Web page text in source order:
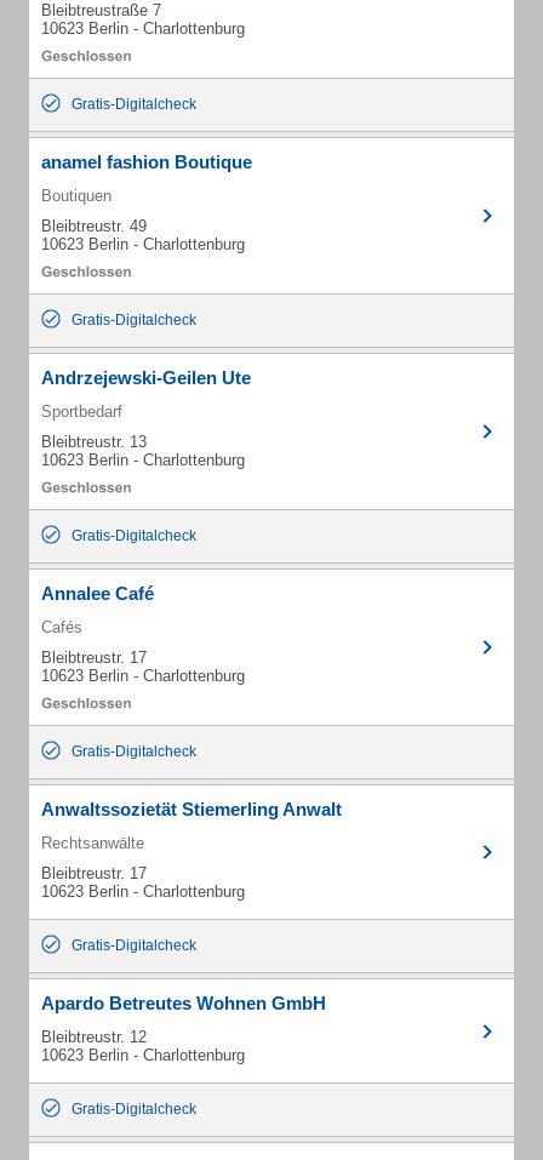
Bleibtreustraße 7
10623 Berlin - Charlottenburg
Gratis-Digitalcheck
anamel fashion Boutique
Boutiquen
Bleibtreustr. 49
10623 Berlin - Charlottenburg
Gratis-Digitalcheck
Andrzejewski-Geilen Ute
Sportbedarf
Bleibtreustr. 13
10623 Berlin - Charlottenburg
Gratis-Digitalcheck
Annalee Café
Cafés
Bleibtreustr. 17
10623 Berlin - Charlottenburg
Gratis-Digitalcheck
Anwaltssozietät Stiemerling Anwalt
Rechtsanwälte
Bleibtreustr. 17
10623 Berlin - Charlottenburg
Gratis-Digitalcheck
Apardo Betreutes Wohnen GmbH
Bleibtreustr. 12
10623 Berlin - Charlottenburg
Gratis-Digitalcheck